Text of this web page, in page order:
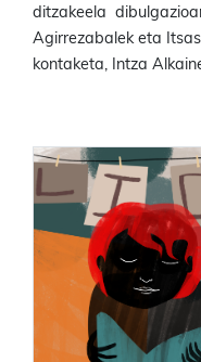
ditzakeela
Agirrezabalek eta
kontaketa, Intza